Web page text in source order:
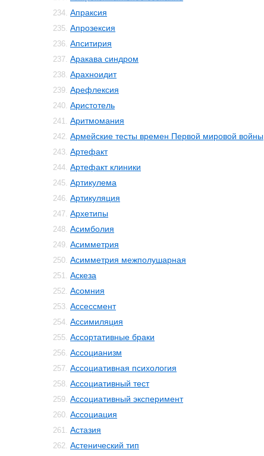
234. Апраксия
235. Апрозексия
236. Апситирия
237. Аракава синдром
238. Арахноидит
239. Арефлексия
240. Аристотель
241. Аритмомания
242. Армейские тесты времен Первой мировой войны
243. Артефакт
244. Артефакт клиники
245. Артикулема
246. Артикуляция
247. Архетипы
248. Асимболия
249. Асимметрия
250. Асимметрия межполушарная
251. Аскеза
252. Асомния
253. Ассессмент
254. Ассимиляция
255. Ассортативные браки
256. Ассоцианизм
257. Ассоциативная психология
258. Ассоциативный тест
259. Ассоциативный эксперимент
260. Ассоциация
261. Астазия
262. Астенический тип